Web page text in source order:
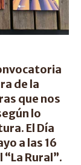
de la
que nos
lo
El Día
a las 16
Rural”.